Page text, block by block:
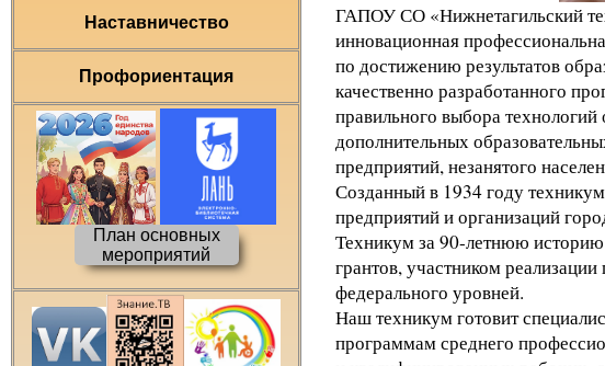
Наставничество
Профориентация
План основных
мероприятий
ГАПОУ СО «Нижнетагильский
инновационная
по достижению результатов
качественно разработанного
правильного выбора
дополнительных
предприятий, незанятого
Созданный в 1934 году
предприятий и организаций
Техникум за 90-летнюю историю
грантов, участником
федерального уровней.
Наш техникум готовит
программам среднего